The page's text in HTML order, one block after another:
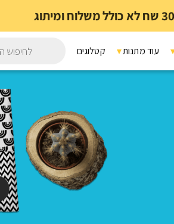
עוד מתנות קטלוגים